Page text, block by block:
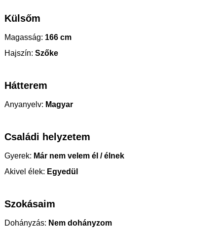
Külsőm
Magasság: 166 cm
Hajszín: Szőke
Hátterem
Anyanyelv: Magyar
Családi helyzetem
Gyerek: Már nem velem él / élnek
Akivel élek: Egyedül
Szokásaim
Dohányzás: Nem dohányzom